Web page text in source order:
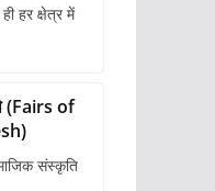
हर क्षेत्र में
(Fairs of
संस्कृति